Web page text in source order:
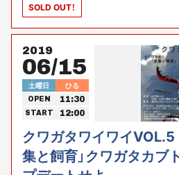
SOLD OUT！
2019
06/15
土曜日 ひる
OPEN 11:30
START 12:00
クワガタワイワイVOL.5
集と飼育」クワガタカブ